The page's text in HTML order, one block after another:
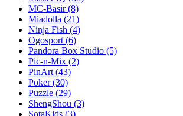
MC-Basir(8)
Miadolla (21)
Ninja Fish (4)
Ogosport (6)
Pandora Box Studio (5)
Pic-n-Mix (2)
PinArt (43)
Poker(30)
Puzzle (29)
ShengShou (3)
SotaKids (3)